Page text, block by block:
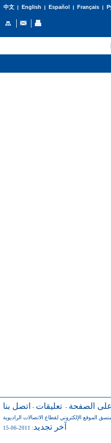
中文| English | Español | Français|
الصفحة - تعليقات - اتصل بنا
الموقع الإلكتروني لقطاع الاتصالات الراديوية
آخر تجديد: 2011-06-15